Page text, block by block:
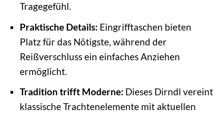
Tragegefühl.
Praktische Details: Eingrifftaschen bieten
Platz für das Nötigste, während der
Reißverschluss ein einfaches Anziehen
ermöglicht.
Tradition trifft Moderne: Dieses Dirndl vereint
klassische Trachtenelemente mit aktuellen